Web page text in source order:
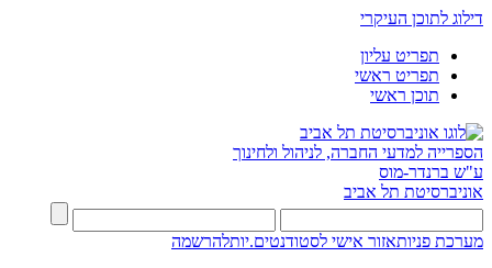
דילוג לתוכן העיקרי
תפריט עליון
תפריט ראשי
תוכן ראשי
הספרייה למדעי החברה, לניהול ולחינוך
ע"ש ברנדר-מוס
אוניברסיטת תל אביב
מערכת פניותאזור אישי לסטודנטים.יותלהרשמה